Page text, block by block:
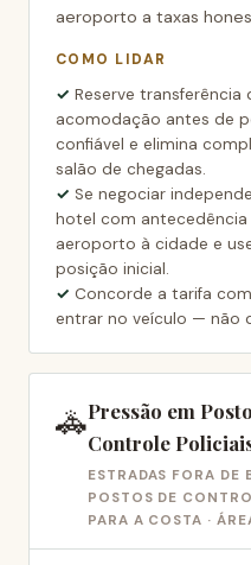
aeroporto a taxas
COMO LIDAR
Reserve transferência
acomodação antes de
confiável e elimina
salão de chegadas.
Se negociar
hotel com antecedência
aeroporto à cidade e
posição inicial.
Concorde a tarifa
entrar no veículo — não
🚓Pressão em
Controle
ESTRADAS FORA DE
POSTOS DE
PARA A COSTA ·